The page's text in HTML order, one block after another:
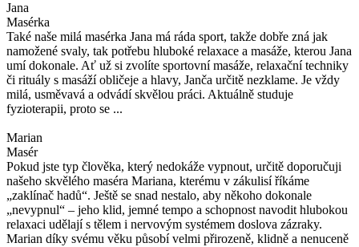
Jana
Masérka
Také naše milá masérka Jana má ráda sport, takže dobře zná jak
namožené svaly, tak potřebu hluboké relaxace a masáže, kterou Jana
umí dokonale. Ať už si zvolíte sportovní masáže, relaxační techniky
či rituály s masáží obličeje a hlavy, Janča určitě nezklame. Je vždy
milá, usměvavá a odvádí skvělou práci. Aktuálně studuje
fyzioterapii, proto se ...
Marian
Masér
Pokud jste typ člověka, který nedokáže vypnout, určitě doporučuji
našeho skvělého maséra Mariana, kterému v zákulisí říkáme
„zaklínač hadů“. Ještě se snad nestalo, aby někoho dokonale
„nevypnul“ – jeho klid, jemné tempo a schopnost navodit hlubokou
relaxaci udělají s tělem i nervovým systémem doslova zázraky.
Marian díky svému věku působí velmi přirozeně, klidně a nenuceně